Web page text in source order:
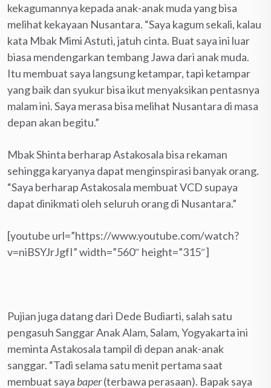
kekagumannya kepada anak-anak muda yang bisa
melihat kekayaan Nusantara. “Saya kagum sekali, kalau
kata Mbak Mimi Astuti, jatuh cinta. Buat saya ini luar
biasa mendengarkan tembang Jawa dari anak muda.
Itu membuat saya langsung ketampar, tapi ketampar
yang baik dan syukur bisa ikut menyaksikan pentasnya
malam ini. Saya merasa bisa melihat Nusantara di masa
depan akan begitu.”
Mbak Shinta berharap Astakosala bisa rekaman
sehingga karyanya dapat menginspirasi banyak orang.
“Saya berharap Astakosala membuat VCD supaya
dapat dinikmati oleh seluruh orang di Nusantara.”
[youtube url=”https://www.youtube.com/watch?
v=niBSYJrJgfI” width=”560″ height=”315″]
Pujian juga datang dari Dede Budiarti, salah satu
pengasuh Sanggar Anak Alam, Salam, Yogyakarta ini
meminta Astakosala tampil di depan anak-anak
sanggar. “Tadi selama satu menit pertama saat
membuat saya baper(terbawa perasaan). Bapak saya